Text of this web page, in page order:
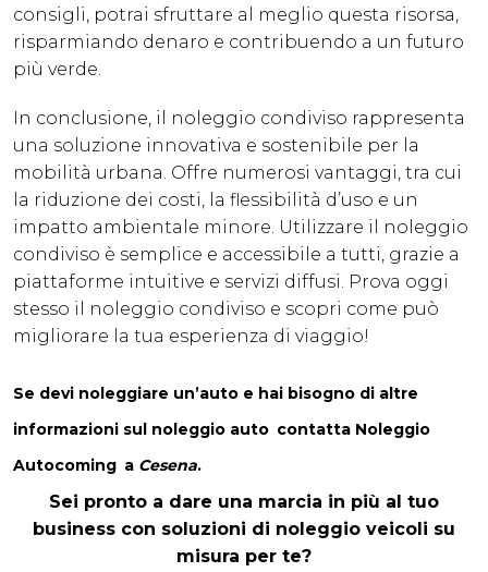
consigli, potrai sfruttare al meglio questa risorsa,
risparmiando denaro e contribuendo a un futuro
più verde.
In conclusione, il noleggio condiviso rappresenta
una soluzione innovativa e sostenibile per la
mobilità urbana. Offre numerosi vantaggi, tra cui
la riduzione dei costi, la flessibilità d’uso e un
impatto ambientale minore. Utilizzare il noleggio
condiviso è semplice e accessibile a tutti, grazie a
piattaforme intuitive e servizi diffusi. Prova oggi
stesso il noleggio condiviso e scopri come può
migliorare la tua esperienza di viaggio!
Se devi noleggiare un’auto e hai bisogno di altre
informazioni sul noleggio auto contatta Noleggio
Autocoming a Cesena.
Sei pronto a dare una marcia in più al tuo
business con soluzioni di noleggio veicoli su
misura per te?